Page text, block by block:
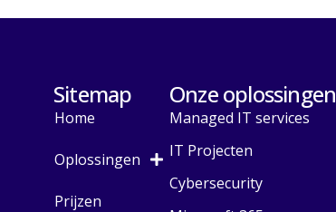
Sitemap
Home
Oplossingen
Prijzen
Onze oplossingen
Managed IT services
IT Projecten
Cybersecurity